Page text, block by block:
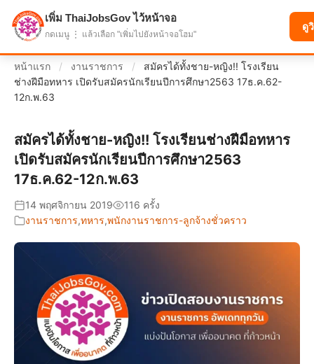
แบ่งปันโอกาส เพื่ออนาคตที่ก้าวหน้า
หน้าแรก / งานราชการ /
สมัครได้ทั้งชาย-หญิง!! โรงเรียน
ช่างฝีมือทหาร เปิดรับสมัครนักเรียนปีการศึกษา2563 17ธ.ค.62-
12ก.พ.63
สมัครได้ทั้งชาย-หญิง!! โรงเรียนช่างฝีมือทหาร
เปิดรับสมัครนักเรียนปีการศึกษา2563
17ธ.ค.62-12ก.พ.63
14 พฤศจิกายน 2019
116 ครั้ง
งานราชการ,ทหาร,พนักงานราชการ-ลูกจ้างชั่วคราว
เพิ่ม ThaiJobsGov ไว้หน้าจอ
กดเมนู ⋮ แล้วเลือก "เพิ่มไปยังหน้าจอโฮม"
ดู